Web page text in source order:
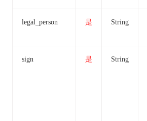
legal_person 是 String
sign 是 String